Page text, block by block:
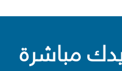
مباشرة